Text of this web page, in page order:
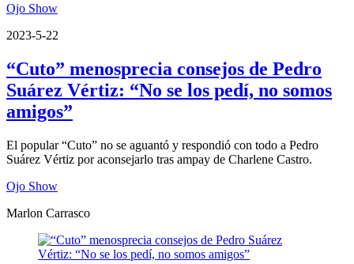
Ojo Show
2023-5-22
“Cuto” menosprecia consejos de Pedro
Suárez Vértiz: “No se los pedí, no somos
amigos”
El popular “Cuto” no se aguantó y respondió con todo a Pedro
Suárez Vértiz por aconsejarlo tras ampay de Charlene Castro.
Ojo Show
Marlon Carrasco